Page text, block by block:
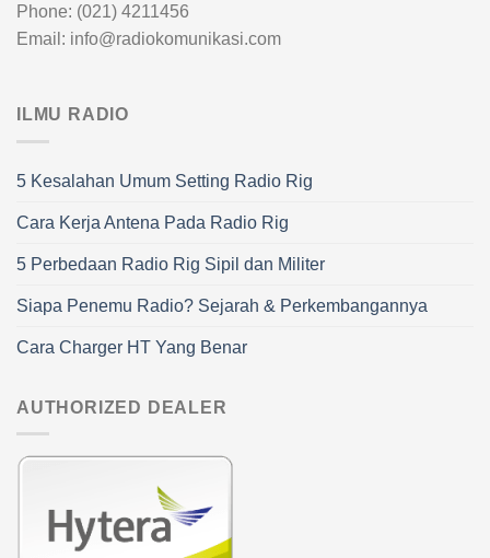
Phone: (021) 4211456
Email: info@radiokomunikasi.com
ILMU RADIO
5 Kesalahan Umum Setting Radio Rig
Cara Kerja Antena Pada Radio Rig
5 Perbedaan Radio Rig Sipil dan Militer
Siapa Penemu Radio? Sejarah & Perkembangannya
Cara Charger HT Yang Benar
AUTHORIZED DEALER